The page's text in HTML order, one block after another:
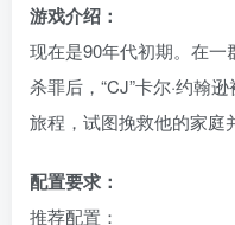
游戏介绍：
现在是90年代初期。在
杀罪后，“CJ”卡尔·约翰
旅程，试图挽救他的家庭
配置要求：
推荐配置：